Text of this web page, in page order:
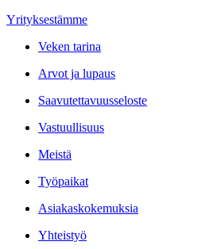
Yrityksestämme
Veken tarina
Arvot ja lupaus
Saavutettavuusseloste
Vastuullisuus
Meistä
Työpaikat
Asiakaskokemuksia
Yhteistyö